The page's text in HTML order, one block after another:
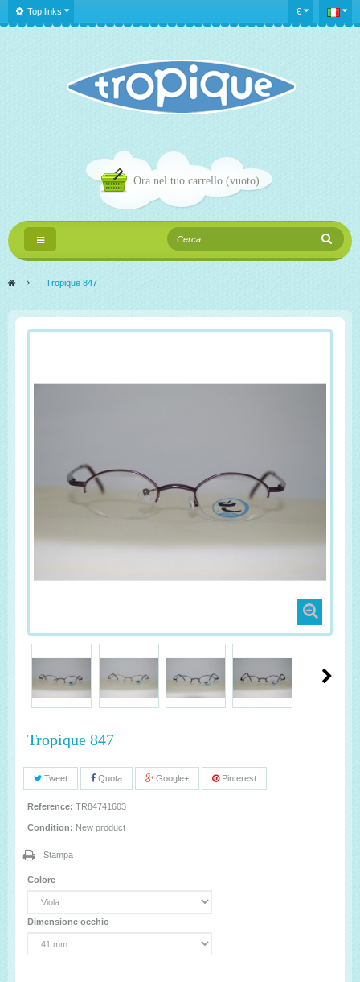
€
Top links
Ora nel tuo carrello (vuoto)
Navigazione
Toggle
> Tropique 847
Tropique 847
Tweet Quota Google+ Pinterest
Reference: TR84741603
Condition: New product
Stampa
Colore
Dimensione occhio